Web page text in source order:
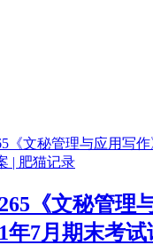
《文秘管理
年7月期末考